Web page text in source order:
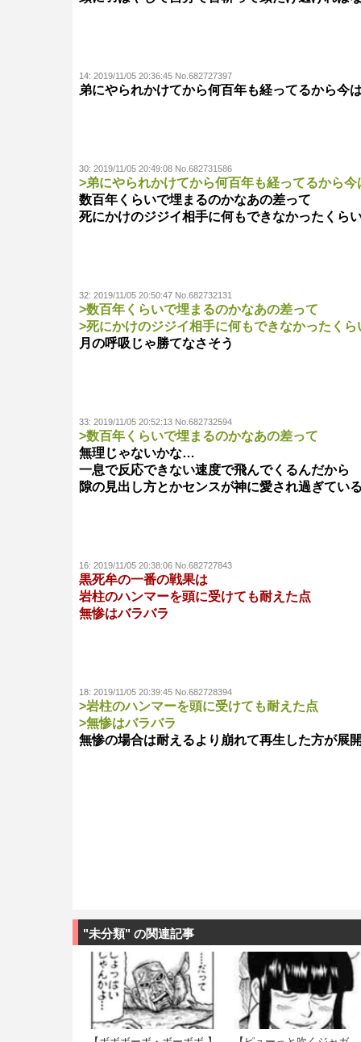
14: 2019/11/05 20:36:45 No.682727397
弟にやられかけてから何百年も経ってるから今
30: 2019/11/05 20:49:08 No.682731586
>弟にやられかけてから何百年も経ってるから
数百年くらいで埋まるのかなあの差って
死にかけのジジイ相手に何もできなかったくら
32: 2019/11/05 20:50:47 No.682732131
>数百年くらいで埋まるのかなあの差って
>死にかけのジジイ相手に何もできなかったくら
月の呼吸じゃ勝てなさそう
33: 2019/11/05 20:52:13 No.682732594
>数百年くらいで埋まるのかなあの差って
無理じゃないかな…
一息で反応できない速度で飛んでくるんだから
隙の見出し方とかセンスが神に愛され過ぎてい
16: 2019/11/05 20:38:06 No.682727843
黒死牟の一番の戦果は
岩柱のハンマーを頭に受けても耐えた点
無惨はバラバラ
18: 2019/11/05 20:39:45 No.682728394
>岩柱のハンマーを頭に受けても耐えた点
>無惨はバラバラ
無惨の場合は耐えるより崩れて再生した方が展
"未分類" の関連記事